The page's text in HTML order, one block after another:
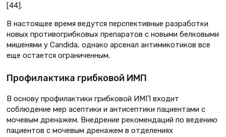
[44].
В настоящее время ведутся перспективные разработки
новых противогрибковых препаратов с новыми белковыми
мишенями у Candida, однако арсенал антимикотиков все
еще остается ограниченным.
Профилактика грибковой ИМП
В основу профилактики грибковой ИМП входит
соблюдение мер асептики и антисептики пациентами с
мочевым дренажем. Внедрение рекомендаций по ведению
пациентов с мочевым дренажем в отделениях